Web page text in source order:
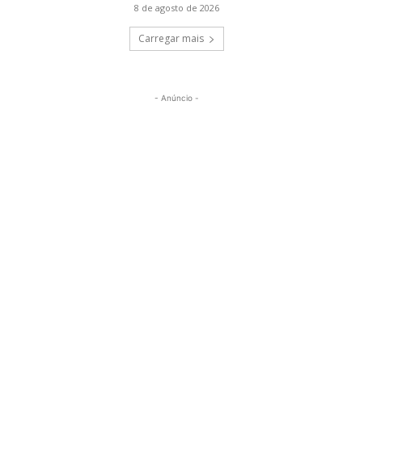
8 de agosto de 2026
Carregar mais
- Anúncio -